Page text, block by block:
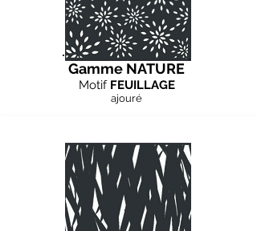
Gamme NATURE
Motif FEUILLAGE
ajouré